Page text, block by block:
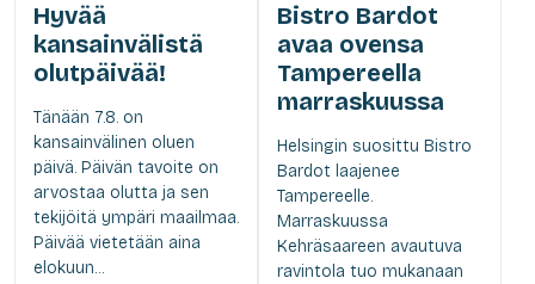
Hyvää
kansainvälistä
olutpäivää!
Tänään 7.8. on
kansainvälinen oluen
päivä. Päivän tavoite on
arvostaa olutta ja sen
tekijöitä ympäri maailmaa.
Päivää vietetään aina
elokuun...
Bistro Bardot
avaa ovensa
Tampereella
marraskuussa
Helsingin suosittu Bistro
Bardot laajenee
Tampereelle.
Marraskuussa
Kehräsaareen avautuva
ravintola tuo mukanaan